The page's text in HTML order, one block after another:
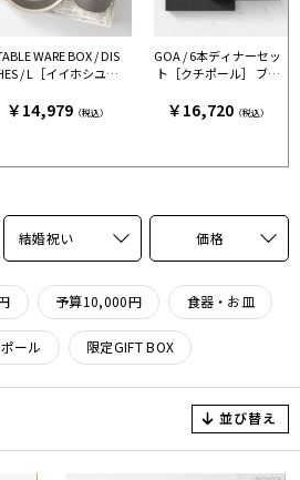
WARE BOX / DIS
/ L［イイホシユミ
ー［イイホシユミコ×
￥14,979（税込）
GOA / 6本ディナーセッ
ト［クチポール］ ブラ
ール］
￥16,720（税込）
結婚祝い 価格
予算10,000円 食器・お皿
ール 限定GIFT BOX
並び替え